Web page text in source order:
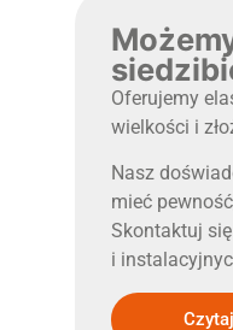
Oferujemy
wielkości i
Nasz
mieć
Skontaktuj
i